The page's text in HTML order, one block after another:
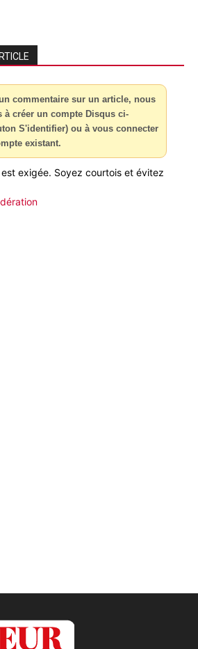
commentaire sur un article, nous
à créer un compte Disqus ci-
S'identifier) ou à vous connecter
existant.
exigée. Soyez courtois et évitez